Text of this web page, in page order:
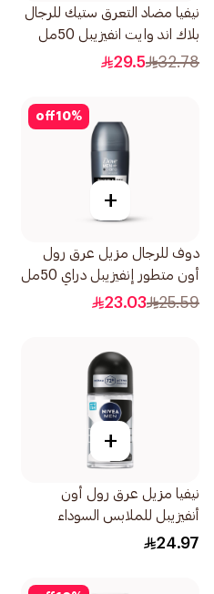
نيفيا مضاد التعرق ستيك للرجال
بلاك اند وايت انفيزيبل 50مل
32.78
29.5
10%
off
+
دوف للرجال مزيل عرق رول
أون متطور إنفيزيبل دراي 50مل
25.59
23.03
+
نيفيا مزيل عرق رول أون
أنفيزيبل للملابس السوداء
والبيضاء فريش للرجال 50مل
24.97